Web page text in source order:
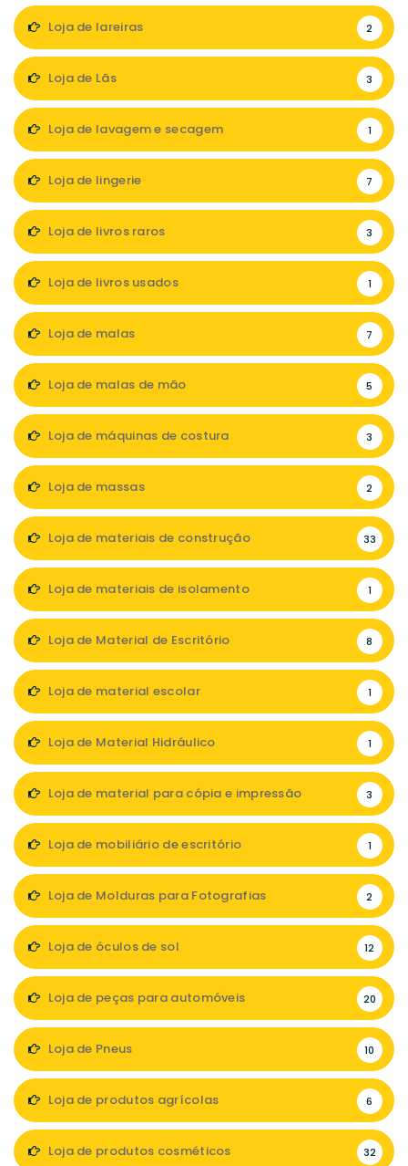
Loja de lareiras 2
Loja de Lãs 3
Loja de lavagem e secagem 1
Loja de lingerie 7
Loja de livros raros 3
Loja de livros usados 1
Loja de malas 7
Loja de malas de mão 5
Loja de máquinas de costura 3
Loja de massas 2
Loja de materiais de construção 33
Loja de materiais de isolamento 1
Loja de Material de Escritório 8
Loja de material escolar 1
Loja de Material Hidráulico 1
Loja de material para cópia e impressão 3
Loja de mobiliário de escritório 1
Loja de Molduras para Fotografias 2
Loja de óculos de sol 12
Loja de peças para automóveis 20
Loja de Pneus 10
Loja de produtos agrícolas 6
Loja de produtos cosméticos 32